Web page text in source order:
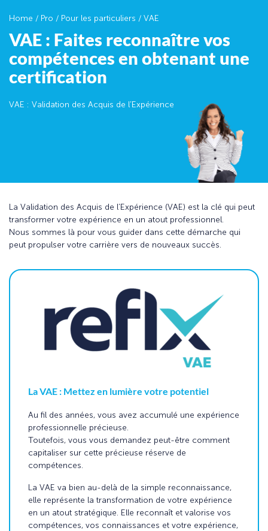
Home / Pro / Pour les particuliers / VAE
VAE : Faites reconnaître vos
compétences en obtenant une
certification
VAE : Validation des Acquis de l’Expérience
La Validation des Acquis de l’Expérience (VAE) est la clé qui peut
transformer votre expérience en un atout professionnel.
Nous sommes là pour vous guider dans cette démarche qui
peut propulser votre carrière vers de nouveaux succès.
La VAE : Mettez en lumière votre potentiel
Au fil des années, vous avez accumulé une expérience
professionnelle précieuse.
Toutefois, vous vous demandez peut-être comment
capitaliser sur cette précieuse réserve de
compétences.
La VAE va bien au-delà de la simple reconnaissance,
elle représente la transformation de votre expérience
en un atout stratégique. Elle reconnaît et valorise vos
compétences, vos connaissances et votre expérience,